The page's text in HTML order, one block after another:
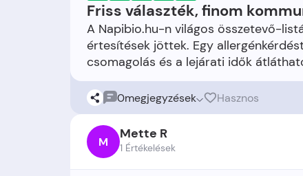
Friss választék, finom
A Napibio.hu-n világos összetevő-
értesítések jöttek. Egy
0megjegyzések Hasznos
M Mette R
1 Értékelések